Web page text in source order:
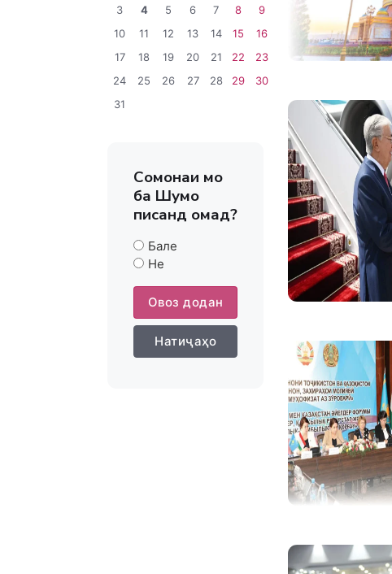
3
4 5 6 7 8
9
10
11 12 13 14 15
16
17
18 19 20 21 22
23
24
25 26 27 28 29
30
31
Сомонаи мо
ба Шумо
писанд омад?
Бале
Не
Овоз додан
Натиҷаҳо